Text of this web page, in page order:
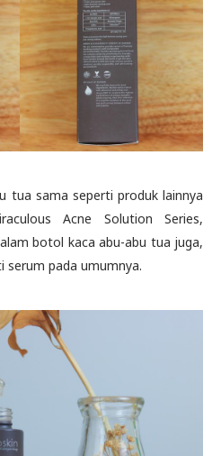
tua sama seperti produk lainnya
Acne Solution Series,
botol kaca abu-abu tua juga,
pada umumnya.